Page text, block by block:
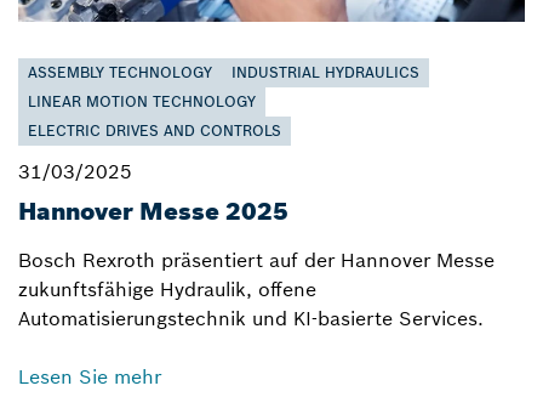
ASSEMBLY TECHNOLOGY
INDUSTRIAL HYDRAULICS
LINEAR MOTION TECHNOLOGY
ELECTRIC DRIVES AND CONTROLS
31/03/2025
Hannover Messe 2025
Bosch Rexroth präsentiert auf der Hannover Messe
zukunftsfähige Hydraulik, offene
Automatisierungstechnik und KI-basierte Services.
Lesen Sie mehr